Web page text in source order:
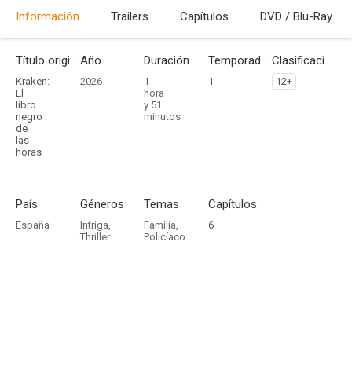
Información Trailers Capítulos DVD / Blu-Ray
Título original
Kraken:
El
libro
negro
de
las
horas
Año
2026
Duración
1
hora
y 51
minutos
Temporadas
1
Clasificación por edades
12+
País
España
Géneros
Intriga,
Thriller
Temas
Familia,
Policíaco
Capítulos
6